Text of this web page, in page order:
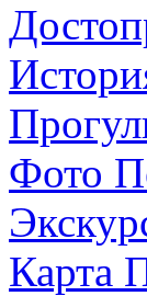
Фото
Карта